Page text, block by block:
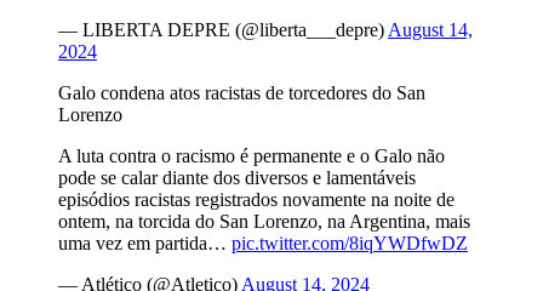
— LIBERTA DEPRE (@liberta___depre) August 14,
2024
Galo condena atos racistas de torcedores do San
Lorenzo
A luta contra o racismo é permanente e o Galo não
pode se calar diante dos diversos e lamentáveis
episódios racistas registrados novamente na noite de
ontem, na torcida do San Lorenzo, na Argentina, mais
uma vez em partida… pic.twitter.com/8iqYWDfwDZ
— Atlético (@Atletico) August 14, 2024